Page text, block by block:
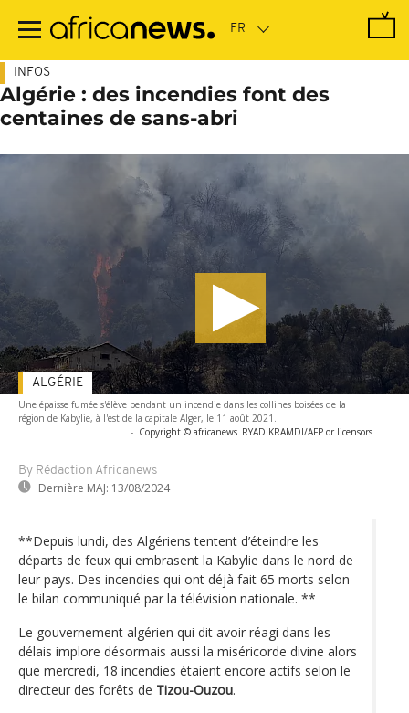
contenu
INFOS
Algérie : des incendies font des
centaines de sans-abri
Une épaisse fumée s'élève pendant un incendie dans les collines boisées de la
région de Kabylie, à l'est de la capitale Alger, le 11 août 2021.
- Copyright © africanews RYAD KRAMDI/AFP or licensors
By Rédaction Africanews
Dernière MAJ: 13/08/2024
ALGÉRIE
**Depuis lundi, des Algériens tentent d’éteindre les
départs de feux qui embrasent la Kabylie dans le nord de
leur pays. Des incendies qui ont déjà fait 65 morts selon
le bilan communiqué par la télévision nationale. **
Le gouvernement algérien qui dit avoir réagi dans les
délais implore désormais aussi la miséricorde divine alors
que mercredi, 18 incendies étaient encore actifs selon le
directeur des forêts de Tizou-Ouzou.